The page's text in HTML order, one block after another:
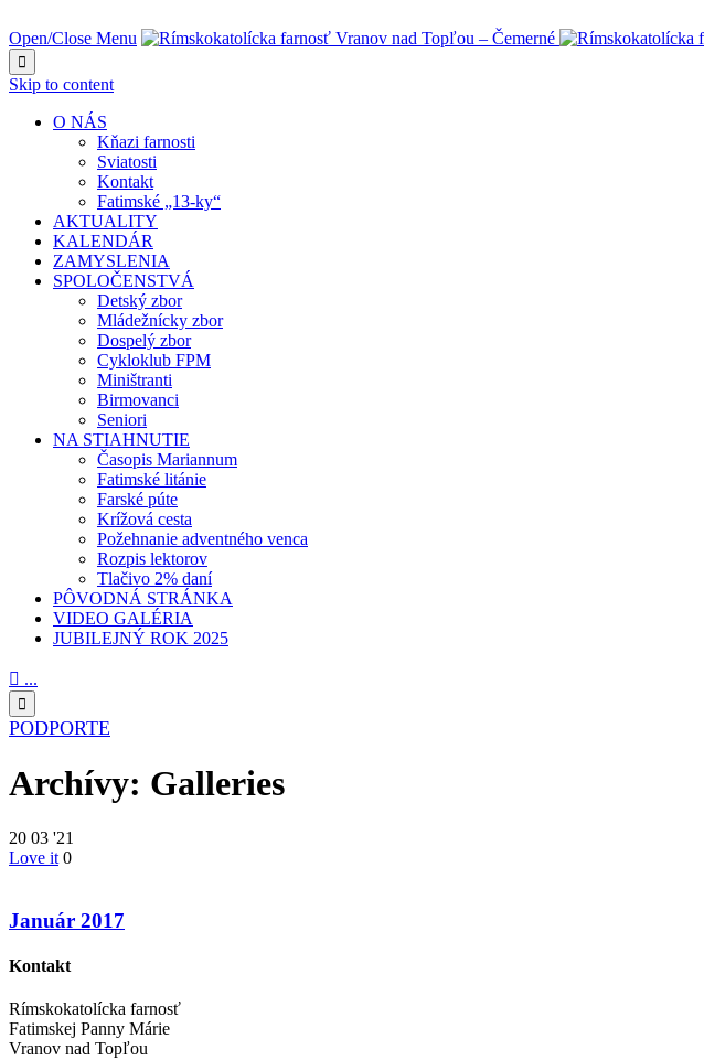
Open/Close Menu

Skip to content
O NÁS
Kňazi farnosti
Sviatosti
Kontakt
Fatimské „13-ky“
AKTUALITY
KALENDÁR
ZAMYSLENIA
SPOLOČENSTVÁ
Detský zbor
Mládežnícky zbor
Dospelý zbor
Cykloklub FPM
Miništranti
Birmovanci
Seniori
NA STIAHNUTIE
Časopis Mariannum
Fatimské litánie
Farské púte
Krížová cesta
Požehnanie adventného venca
Rozpis lektorov
Tlačivo 2% daní
PÔVODNÁ STRÁNKA
VIDEO GALÉRIA
JUBILEJNÝ ROK 2025
 ...

PODPORTE
Archívy: Galleries
20 03 '21
Love it 0
Január 2017
Kontakt
Rímskokatolícka farnosť
Fatimskej Panny Márie
Vranov nad Topľou